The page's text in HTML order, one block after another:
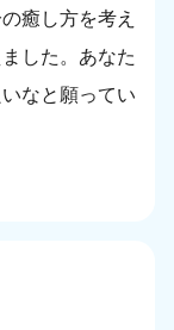
癒し方を考え
した。あなた
なと願ってい